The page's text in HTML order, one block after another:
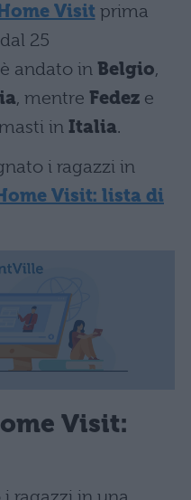
Visit prima
25
andato in Belgio,
, mentre Fedez e
in Italia.
i ragazzi in
Visit: lista di
Visit: